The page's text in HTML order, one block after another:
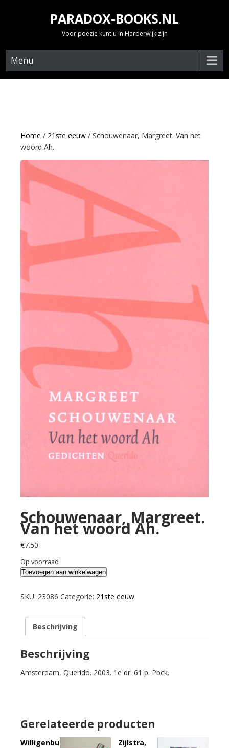
PARADOX-BOOKS.NL
Voor poëzie kunt u in Harderwijk zijn
Menu
Home / 21ste eeuw / Schouwenaar, Margreet. Van het
woord Ah.
Schouwenaar, Margreet.
Van het woord Ah.
€7.50
Op voorraad
Schouwenaar,
Van
woord
aantal
Toevoegen aan winkelwagen
SKU: 23086 Categorie: 21ste eeuw
Beschrijving
Beschrijving
Amsterdam, Querido. 2003. 1e dr. 61 p. Pbck.
Gerelateerde producten
Willigenbu
Zijlstra,